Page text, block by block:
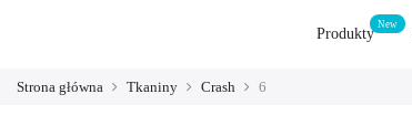
Produkty
Strona główna Tkaniny Crash 6